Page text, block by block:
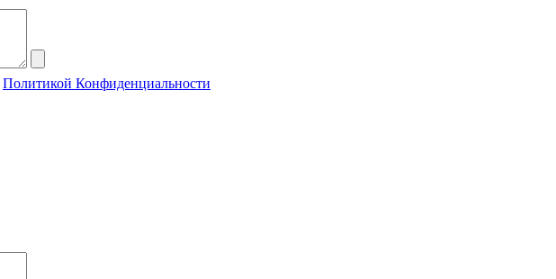
Политикой Конфиденциальности